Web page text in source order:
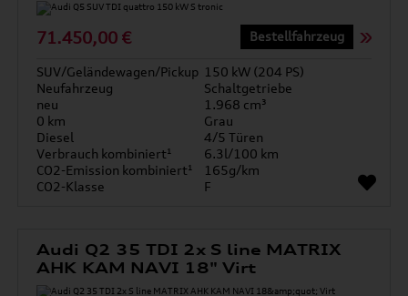
71.450,00 € Bestellfahrzeug
SUV/Geländewagen/Pickup 150 kW (204 PS)
Neufahrzeug
Schaltgetriebe
neu
1.968 cm³
0 km
Grau
Diesel
4/5 Türen
Verbrauch kombiniert¹
6.3l/100 km
CO2-Emission kombiniert¹
165g/km
CO2-Klasse
F
Audi Q2 35 TDI 2x S line MATRIX
AHK KAM NAVI 18" Virt